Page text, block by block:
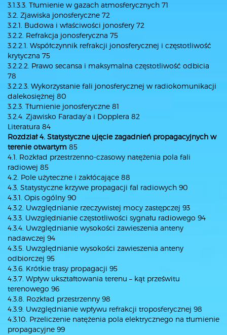
3.1.3.3. Tłumienie w gazach atmosferycznych 71
3.2. Zjawiska jonosferyczne 72
3.2.1. Budowa i właściwości jonosfery 72
3.2.2. Refrakcja jonosferyczna 75
3.2.2.1. Współczynnik refrakcji jonosferycznej i częstotliwość
krytyczna 75
3.2.2.2. Prawo secansa i maksymalna częstotliwość odbicia
78
3.2.2.3. Wykorzystanie fali jonosferycznej w radiokomunikacji
dalekosiężnej 80
3.2.3. Tłumienie jonosferyczne 81
3.2.4. Zjawisko Faraday’a i Dopplera 82
Literatura 84
Rozdział 4. Statystyczne ujęcie zagadnień propagacyjnych w
terenie otwartym 85
4.1. Rozkład przestrzenno-czasowy natężenia pola fali
radiowej 85
4.2. Pole użyteczne i zakłócające 88
4.3. Statystyczne krzywe propagacji fal radiowych 90
4.3.1. Opis ogólny 90
4.3.2. Uwzględnianie rzeczywistej mocy zastępczej 93
4.3.3. Uwzględnianie częstotliwości sygnału radiowego 94
4.3.4. Uwzględnianie wysokości zawieszenia anteny
nadawczej 94
4.3.5. Uwzględnianie wysokości zawieszenia anteny
odbiorczej 95
4.3.6. Krótkie trasy propagacji 95
4.3.7. Wpływ ukształtowania terenu – kąt prześwitu
terenowego 96
4.3.8. Rozkład przestrzenny 98
4.3.9. Uwzględnianie wpływu refrakcji troposferycznej 98
4.3.10. Przeliczenie natężenia pola elektrycznego na tłumienie
propagacyjne 99